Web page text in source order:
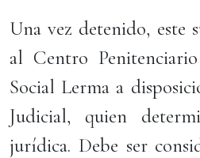
Una vez detenido, este
al Centro
Social Lerma a
Judicial, quien
jurídica. Debe ser